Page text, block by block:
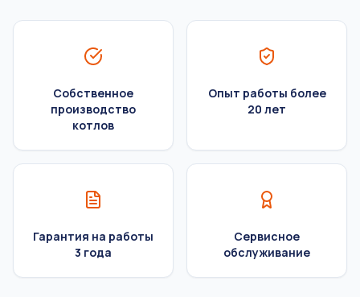
Собственное
производство
котлов
Опыт работы более
20 лет
Гарантия на работы
3 года
Сервисное
обслуживание